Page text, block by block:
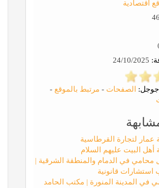
اقتصادية
جوجل: الصفحات - مرتبط بالموقع -
عمار لتجارة القرطاسية
أهل البيت عليهم السلام
محامي في الدمام والمنطقة الشرقية |
استشارات قانونية
في المدينة المنورة | مكتب الحامد